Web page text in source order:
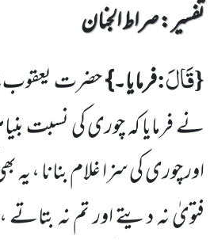
تفسیر : ‎صراط الجنان
{قَالَ:فرمایا۔}حضرت یعقوب
نے فرمایا کہ چوری کی نسبت
اور چوری کی سزا غلام بنانا ، یہ
فتویٰ نہ دیتے اور تم نہ بتاتے ،